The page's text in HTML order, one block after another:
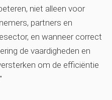
niet alleen voor
partners en
en wanneer correct
de vaardigheden en
om de efficiëntie